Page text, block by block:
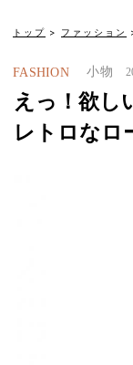
トップ ファッション
FASHION 小物
えっ！欲し
レトロなロ